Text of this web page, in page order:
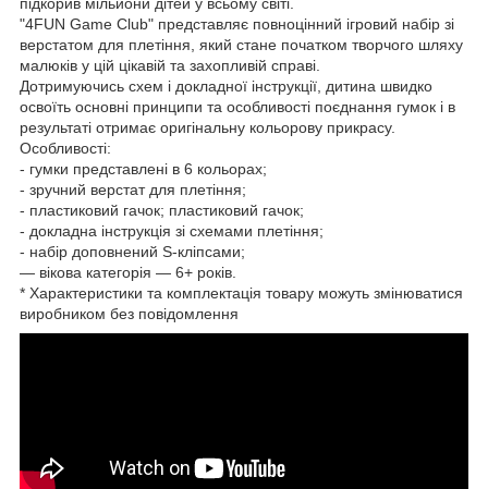
"4FUN Game Club" представляє повноцінний ігровий набір зі
верстатом для плетіння, який стане початком творчого шляху
малюків у цій цікавій та захопливій справі.
Дотримуючись схем і докладної інструкції, дитина швидко
освоїть основні принципи та особливості поєднання гумок і в
результаті отримає оригінальну кольорову прикрасу.
Особливості:
- гумки представлені в 6 кольорах;
- зручний верстат для плетіння;
- пластиковий гачок; пластиковий гачок;
- докладна інструкція зі схемами плетіння;
- набір доповнений S-кліпсами;
— вікова категорія — 6+ років.
* Характеристики та комплектація товару можуть змінюватися
виробником без повідомлення